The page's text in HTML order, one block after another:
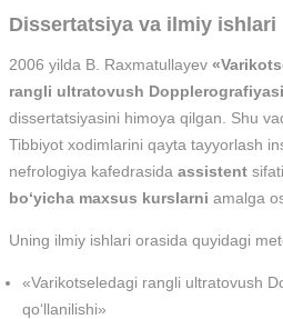
Dissertatsiya va ilmiy ishlari
2006 yilda B. Raxmatullayev
rangli ultratovush
dissertatsiyasini himoya qilgan. Shu
Tibbiyot xodimlarini qayta tayyorlash
nefrologiya kafedrasida assistent
bo‘yicha maxsus kurslarni amalga
Uning ilmiy ishlari orasida quyidagi
«Varikotseledagi rangli ultratovush
qo‘llanilishi»